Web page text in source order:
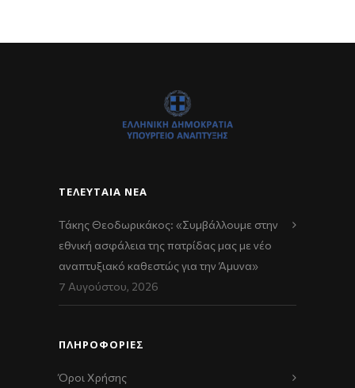
ΤΕΛΕΥΤΑΊΑ ΝΈΑ
Τάκης Θεοδωρικάκος: «Συμβάλλουμε στην
εθνική ασφάλεια της πατρίδας μας με νέο
αναπτυξιακό καθεστώς για την Άμυνα»
7 Αυγούστου, 2026
ΠΛΗΡΟΦΟΡΙΕΣ
Όροι Χρήσης